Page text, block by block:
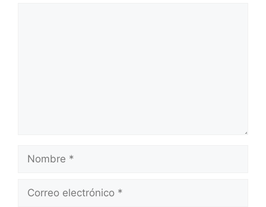
electrónico